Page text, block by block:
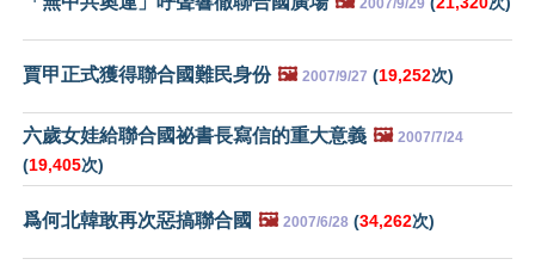
賈甲正式獲得聯合國難民身份 🖼️ 2007/9/27 (19,252次)
六歲女娃給聯合國祕書長寫信的重大意義 🖼️ 2007/7/24
(19,405次)
爲何北韓敢再次惡搞聯合國 🖼️ 2007/6/28 (34,262次)